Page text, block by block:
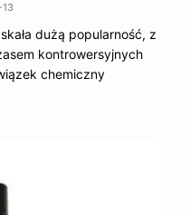
dużą popularność, z
kontrowersyjnych
chemiczny